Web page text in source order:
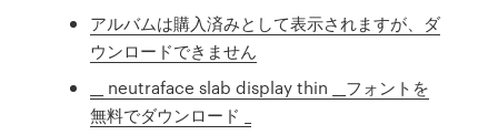
アルバムは購入済みとして表示されますが、ダ
ウンロードできません
__ neutraface slab display thin __フォントを
無料でダウンロード _